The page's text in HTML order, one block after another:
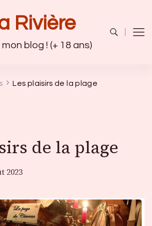
Rivière
blog ! (+ 18 ans)
Les plaisirs de la plage
de la plage
2023